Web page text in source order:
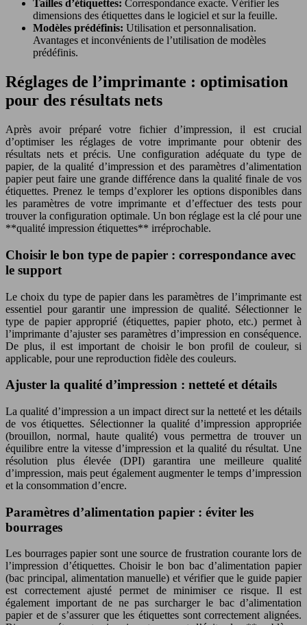
Tailles d’étiquettes: Correspondance exacte. Vérifier les
dimensions des étiquettes dans le logiciel et sur la feuille.
Modèles prédéfinis: Utilisation et personnalisation.
Avantages et inconvénients de l’utilisation de modèles
prédéfinis.
Réglages de l’imprimante : optimisation
pour des résultats nets
Après avoir préparé votre fichier d’impression, il est crucial
d’optimiser les réglages de votre imprimante pour obtenir des
résultats nets et précis. Une configuration adéquate du type de
papier, de la qualité d’impression et des paramètres d’alimentation
papier peut faire une grande différence dans la qualité finale de vos
étiquettes. Prenez le temps d’explorer les options disponibles dans
les paramètres de votre imprimante et d’effectuer des tests pour
trouver la configuration optimale. Un bon réglage est la clé pour une
**qualité impression étiquettes** irréprochable.
Choisir le bon type de papier : correspondance avec
le support
Le choix du type de papier dans les paramètres de l’imprimante est
essentiel pour garantir une impression de qualité. Sélectionner le
type de papier approprié (étiquettes, papier photo, etc.) permet à
l’imprimante d’ajuster ses paramètres d’impression en conséquence.
De plus, il est important de choisir le bon profil de couleur, si
applicable, pour une reproduction fidèle des couleurs.
Ajuster la qualité d’impression : netteté et détails
La qualité d’impression a un impact direct sur la netteté et les détails
de vos étiquettes. Sélectionner la qualité d’impression appropriée
(brouillon, normal, haute qualité) vous permettra de trouver un
équilibre entre la vitesse d’impression et la qualité du résultat. Une
résolution plus élevée (DPI) garantira une meilleure qualité
d’impression, mais peut également augmenter le temps d’impression
et la consommation d’encre.
Paramètres d’alimentation papier : éviter les
bourrages
Les bourrages papier sont une source de frustration courante lors de
l’impression d’étiquettes. Choisir le bon bac d’alimentation papier
(bac principal, alimentation manuelle) et vérifier que le guide papier
est correctement ajusté permet de minimiser ce risque. Il est
également important de ne pas surcharger le bac d’alimentation
papier et de s’assurer que les étiquettes sont correctement alignées.